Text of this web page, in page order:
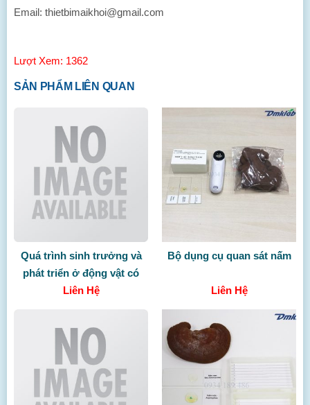
Email: thietbimaikhoi@gmail.com
Lượt Xem: 1362
SẢN PHẨM LIÊN QUAN
Quá trình sinh trưởng và
phát triển ở động vật có
biến thái
Liên Hệ
Bộ dụng cụ quan sát nấm
Liên Hệ